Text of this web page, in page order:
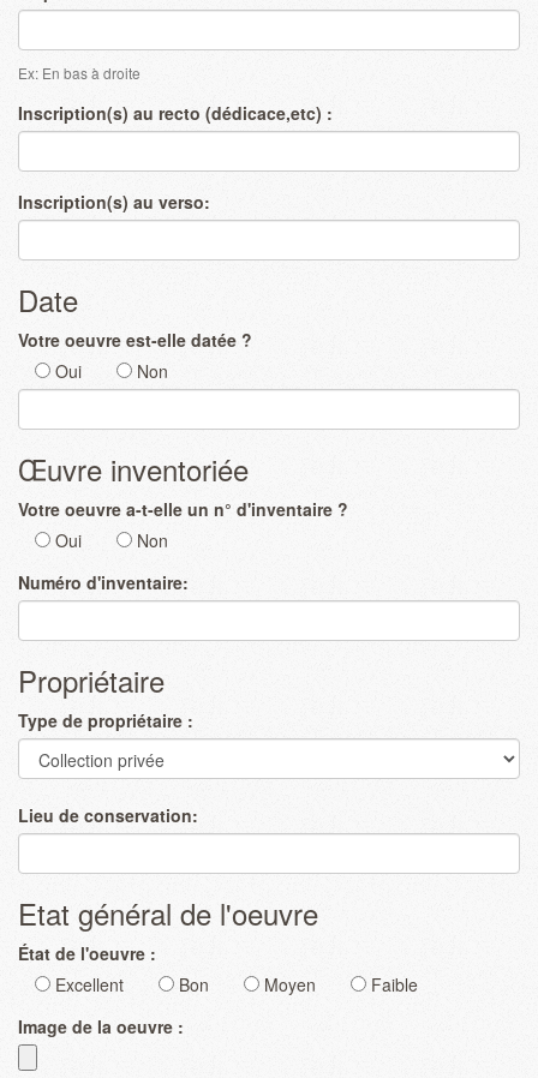
Ex: En bas à droite
Inscription(s) au recto (dédicace,etc) :
Inscription(s) au verso:
Date
Votre oeuvre est-elle datée ?
Oui
Non
Œuvre inventoriée
Votre oeuvre a-t-elle un n° d'inventaire ?
Oui
Non
Numéro d'inventaire:
Propriétaire
Type de propriétaire :
Lieu de conservation:
Etat général de l'oeuvre
État de l'oeuvre :
Excellent
Bon Moyen
Faible
Image de la oeuvre :